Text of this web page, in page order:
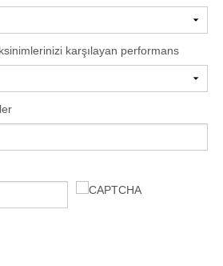
karşılayan performans